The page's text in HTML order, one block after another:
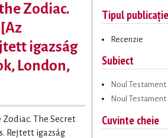
Zodiac.
igazság
London,
The Secret
Rejtett igazság
Tipul
Recenzie
Subiect
Noul
Noul Testament
Cuvinte cheie